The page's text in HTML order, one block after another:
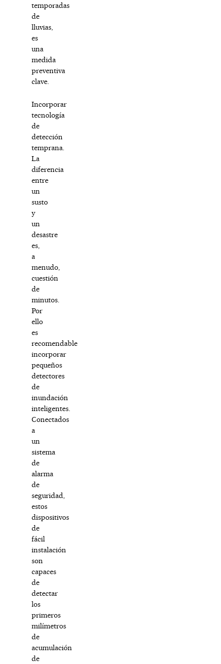
temporadas
de
lluvias,
es
una
medida
preventiva
clave.
Incorporar
tecnología
de
detección
temprana.
La
diferencia
entre
un
susto
y
un
desastre
es,
a
menudo,
cuestión
de
minutos.
Por
ello
es
recomendable
incorporar
pequeños
detectores
de
inundación
inteligentes.
Conectados
a
un
sistema
de
alarma
de
seguridad,
estos
dispositivos
de
fácil
instalación
son
capaces
de
detectar
los
primeros
milímetros
de
acumulación
de